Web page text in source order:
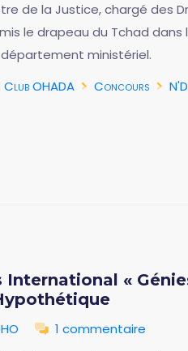
de la Justice, chargé des
le drapeau du Tchad dans
ministériel.
Club OHADA Concours
International «
1 commentaire